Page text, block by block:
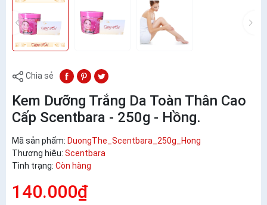
Chia sẻ
Kem Dưỡng Trắng Da Toàn Thân Cao
Cấp Scentbara - 250g - Hồng.
Mã sản phẩm: DuongThe_Scentbara_250g_Hong
Thương hiệu: Scentbara
Tình trạng: Còn hàng
140.000₫